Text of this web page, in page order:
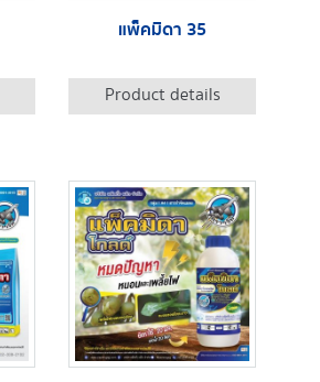
แพ็คมิดา 35
Product details